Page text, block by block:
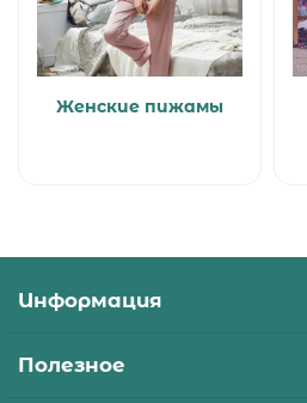
Женские пижамы
Информация
Полезное